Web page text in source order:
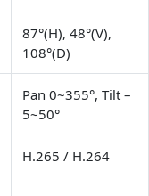
87°(H), 48°(V),
108°(D)
Pan 0~355°, Tilt –
5~50°
H.265 / H.264